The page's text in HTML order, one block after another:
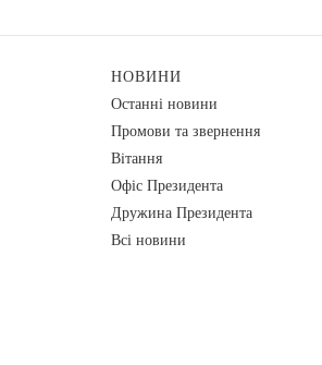
НОВИНИ
Останні новини
Промови та звернення
Вiтання
Офіс Президента
Дружина Президента
Всі новини